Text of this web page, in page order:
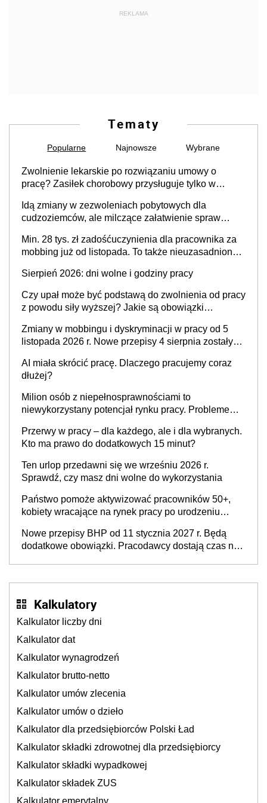
REKLAMA
Tematy
Popularne Najnowsze Wybrane
Zwolnienie lekarskie po rozwiązaniu umowy o
pracę? Zasiłek chorobowy przysługuje tylko w
stosunku pracy
Idą zmiany w zezwoleniach pobytowych dla
cudzoziemców, ale milczące załatwienie spraw
Min. 28 tys. zł zadośćuczynienia dla pracownika za
mobbing już od listopada. To także nieuzasadniona
Sierpień 2026: dni wolne i godziny pracy
Czy upał może być podstawą do zwolnienia od pracy
z powodu siły wyższej? Jakie są obowiązki
Zmiany w mobbingu i dyskryminacji w pracy od 5
listopada 2026 r. Nowe przepisy 4 sierpnia zostały
AI miała skrócić pracę. Dlaczego pracujemy coraz
dłużej?
Milion osób z niepełnosprawnościami to
niewykorzystany potencjał rynku pracy. Problemem
refundacji, ale bariery po stronie systemu i
świadomości pracodawców [WYWIAD]
Przerwy w pracy – dla każdego, ale i dla wybranych.
Kto ma prawo do dodatkowych 15 minut?
Ten urlop przedawni się we wrześniu 2026 r.
Sprawdź, czy masz dni wolne do wykorzystania
Państwo pomoże aktywizować pracowników 50+,
kobiety wracające na rynek pracy po urodzeniu
neuroatypowe. Powstanie Fundusz na rzecz
Inkluzywności w Zatrudnianiu?
Nowe przepisy BHP od 11 stycznia 2027 r. Będą
dodatkowe obowiązki. Pracodawcy dostają czas na
Kalkulatory
Kalkulator liczby dni
Kalkulator dat
Kalkulator wynagrodzeń
Kalkulator brutto-netto
Kalkulator umów zlecenia
Kalkulator umów o dzieło
Kalkulator dla przedsiębiorców Polski Ład
Kalkulator składki zdrowotnej dla przedsiębiorcy
Kalkulator składki wypadkowej
Kalkulator składek ZUS
Kalkulator emerytalny